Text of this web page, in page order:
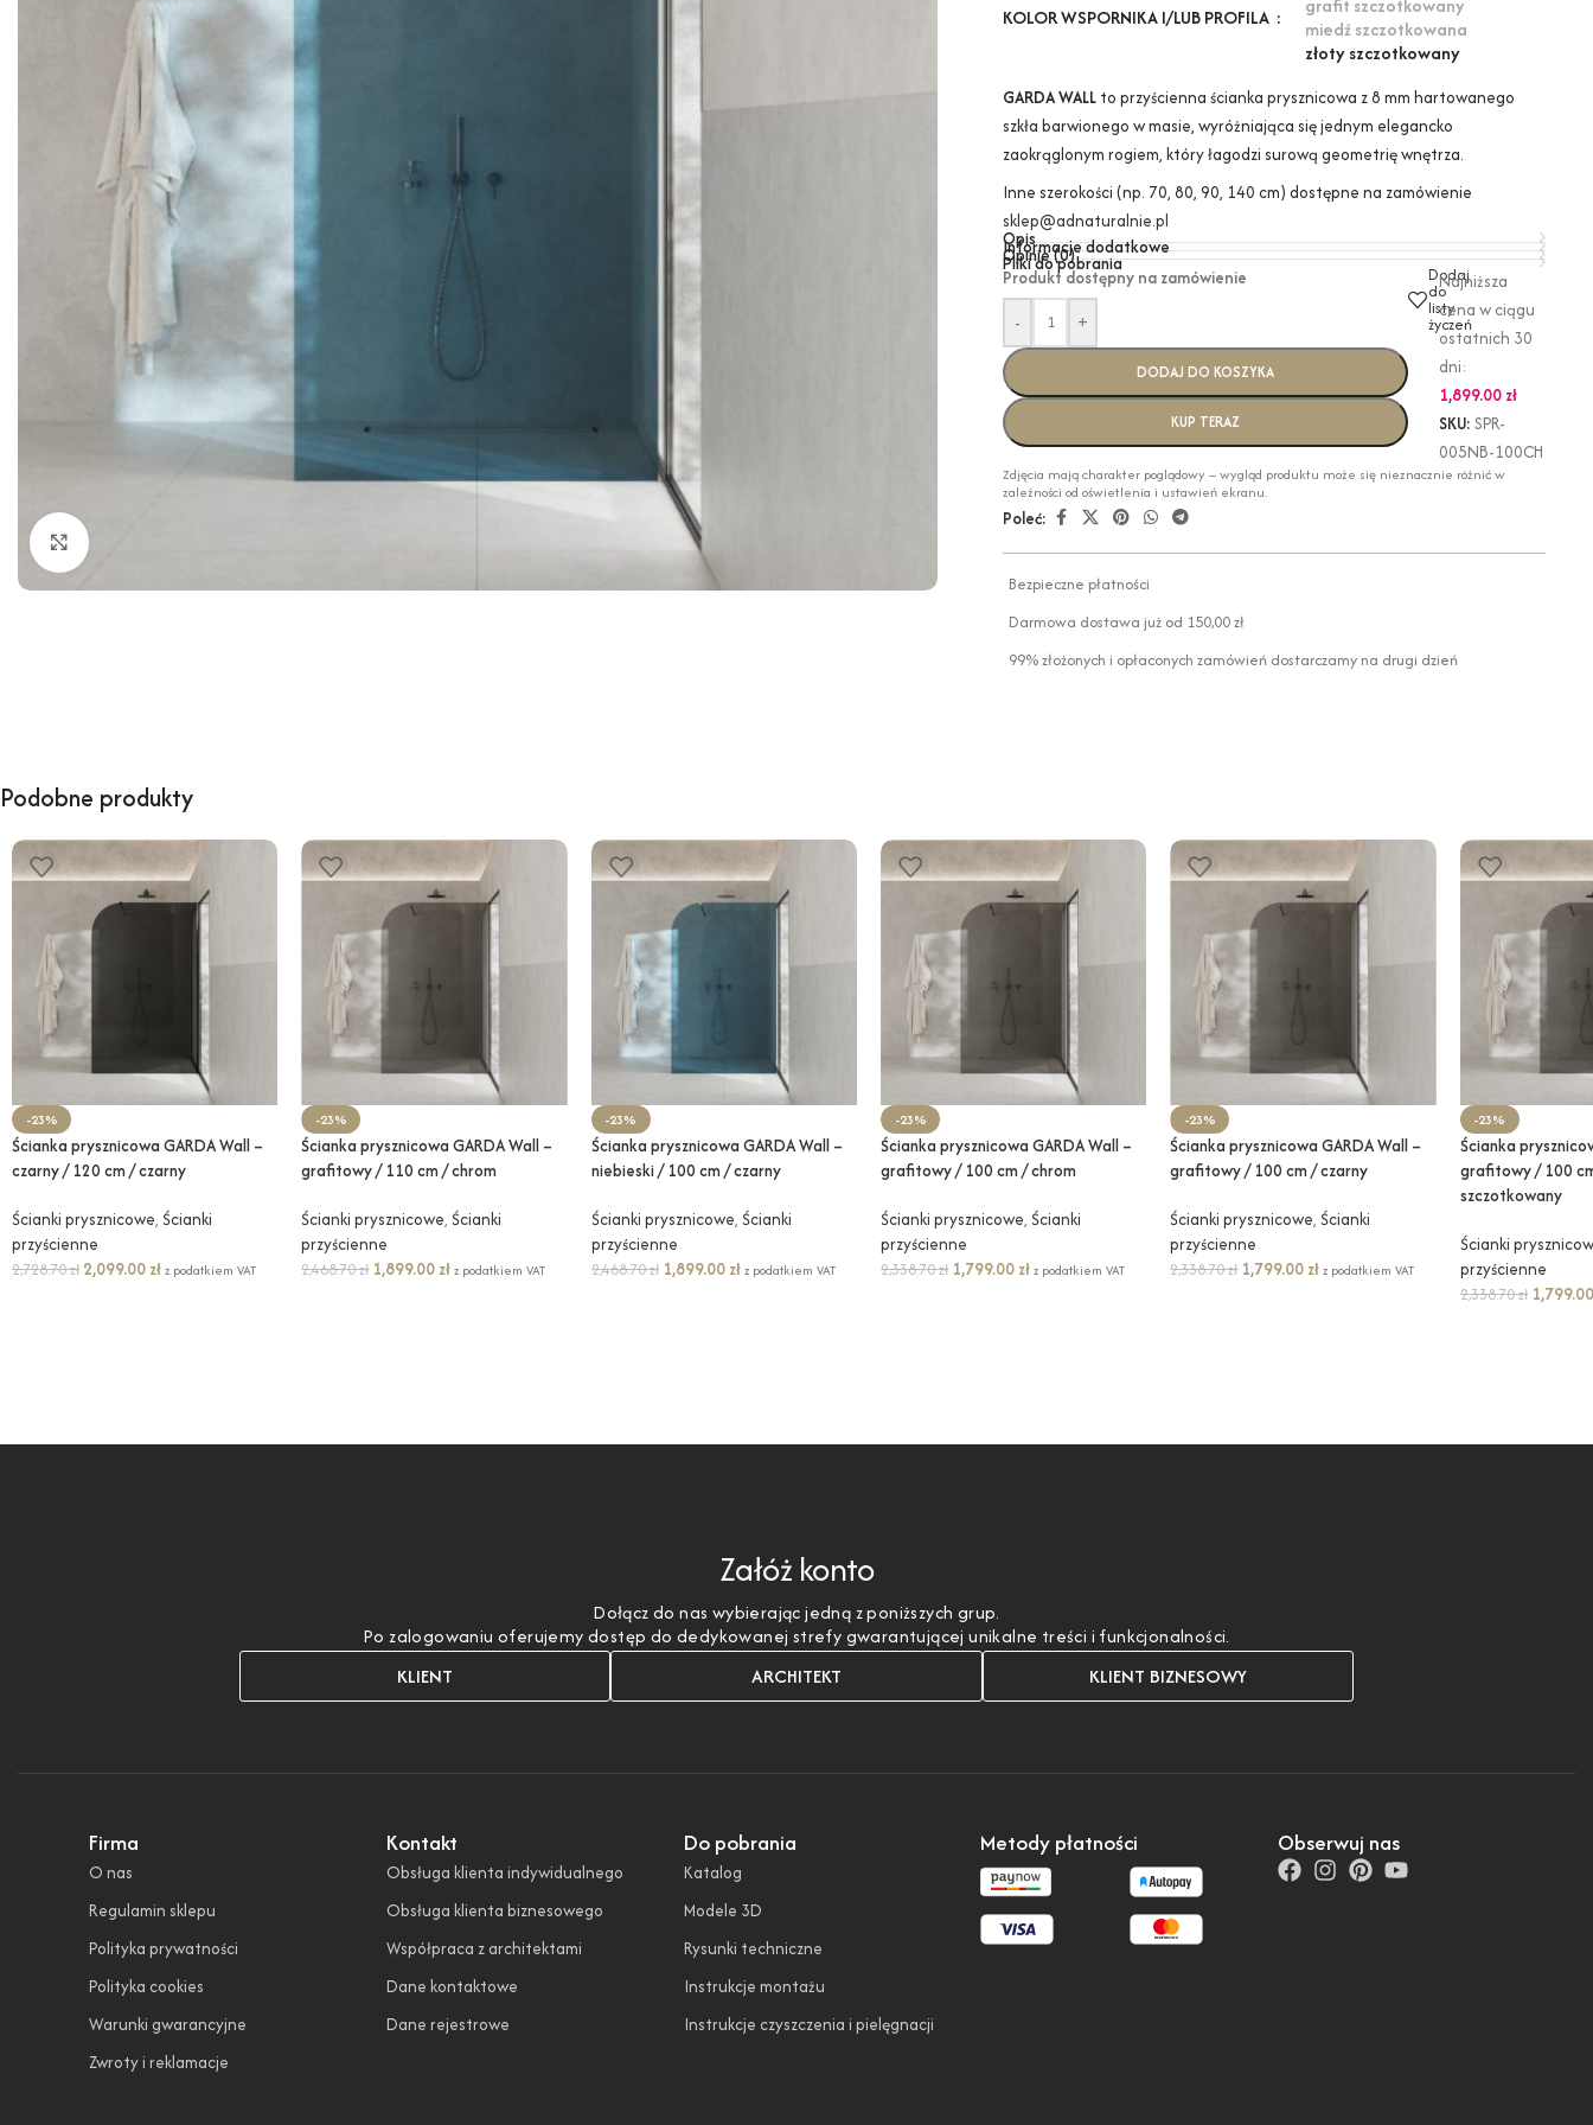
KOLOR WSPORNIKA I/LUB PROFILA
grafit szczotkowany
miedź szczotkowana
złoty szczotkowany
GARDA WALL to przyścienna ścianka prysznicowa z 8 mm hartowanego
szkła barwionego w masie, wyróżniająca się jednym elegancko
zaokrąglonym rogiem, który łagodzi surową geometrię wnętrza.
Inne szerokości (np. 70, 80, 90, 140 cm) dostępne na zamówienie
sklep@adnaturalnie.pl
Opis
Informacje dodatkowe
Opinie (0)
Pliki do pobrania
Produkt dostępny na zamówienie
-
+
DODAJ DO KOSZYKA
KUP TERAZ
Dodaj
do
listy
życzeń
Najniższa
cena w ciągu
ostatnich 30
dni:
1,899.00 zł
SKU:SPR-
005NB-100CH
Zdjęcia mają charakter poglądowy – wygląd produktu może się nieznacznie różnić w
zależności od oświetlenia i ustawień ekranu.
Poleć:
Bezpieczne płatności
Darmowa dostawa już od 150,00 zł
99% złożonych i opłaconych zamówień dostarczamy na drugi dzień
Podobne produkty
-23%
Ścianka prysznicowa GARDA Wall –
czarny / 120 cm / czarny
Ścianki prysznicowe, Ścianki
przyścienne
2,728.70zł 2,099.00 złz podatkiem VAT
-23%
Ścianka prysznicowa GARDA Wall –
grafitowy / 110 cm / chrom
Ścianki prysznicowe, Ścianki
przyścienne
2,468.70zł 1,899.00 zł z podatkiem VAT
-23%
Ścianka prysznicowa GARDA Wall –
niebieski / 100 cm / czarny
Ścianki prysznicowe, Ścianki
przyścienne
2,468.70zł 1,899.00 zł z podatkiem VAT
-23%
Ścianka prysznicowa GARDA Wall –
grafitowy / 100 cm / chrom
Ścianki prysznicowe, Ścianki
przyścienne
2,338.70zł 1,799.00 złz podatkiem VAT
-23%
Ścianka prysznicowa GARDA Wall –
grafitowy / 100 cm / czarny
Ścianki prysznicowe, Ścianki
przyścienne
2,338.70zł 1,799.00 zł z podatkiem VAT
-23%
Ścianka
grafitowy / 100
szczotkowany
Ścianki
przyścienne
2,338.70zł
Załóż konto
Dołącz do nas wybierając jedną z poniższych grup.
Po zalogowaniu oferujemy dostęp do dedykowanej strefy gwarantującej unikalne treści i funkcjonalności.
KLIENT ARCHITEKT KLIENT BIZNESOWY
Firma
O nas
Regulamin sklepu
Polityka prywatności
Polityka cookies
Warunki gwarancyjne
Zwroty i reklamacje
Kontakt
Obsługa klienta indywidualnego
Obsługa klienta biznesowego
Współpraca z architektami
Dane kontaktowe
Dane rejestrowe
Do pobrania
Katalog
Modele 3D
Rysunki techniczne
Instrukcje montażu
Instrukcje czyszczenia i pielęgnacji
Metody płatności Obserwuj nas